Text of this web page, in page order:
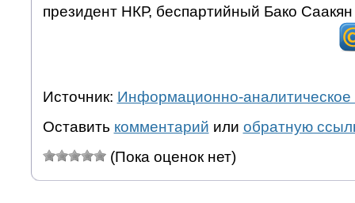
президент НКР, беспартийный Бако Саакян
Источник: Информационно-аналитическое
Оставить комментарий или обратную
(Пока оценок нет)